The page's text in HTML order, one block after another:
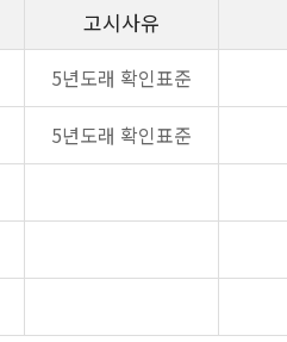
고시사유
5년도래 확인표준
5년도래 확인표준